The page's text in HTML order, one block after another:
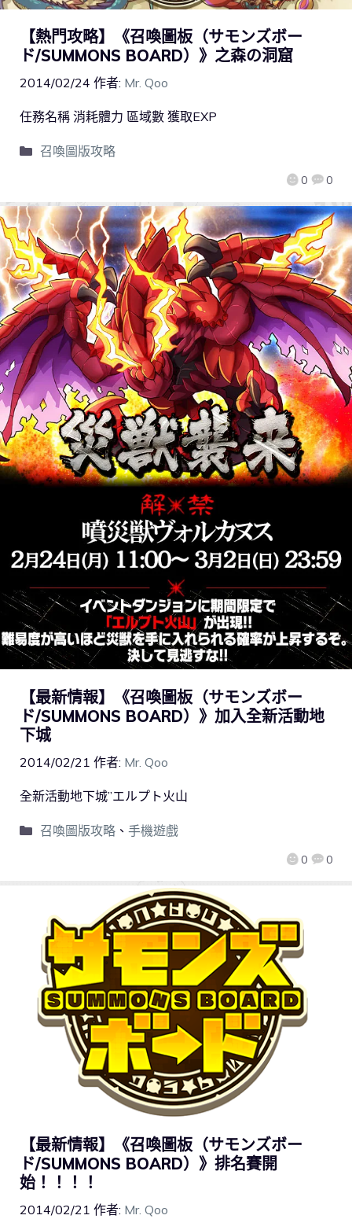
【熱門攻略】《召喚圖板（サモンズボー
ド/SUMMONS BOARD）》之森の洞窟
2014/02/24 作者: Mr. Qoo
0 0
任務名稱 消耗體力 區域數 獲取EXP
召喚圖版攻略
【最新情報】《召喚圖板（サモンズボー
ド/SUMMONS BOARD）》加入全新活動地
下城
2014/02/21 作者: Mr. Qoo
0 0
全新活動地下城”エルプト火山
召喚圖版攻略、 手機遊戲
【最新情報】《召喚圖板（サモンズボー
ド/SUMMONS BOARD）》排名賽開
始！！！！
2014/02/21 作者: Mr. Qoo